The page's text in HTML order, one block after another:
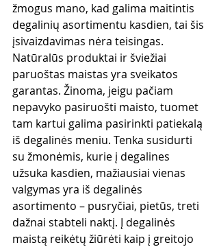
žmogus mano, kad galima maitintis
degalinių asortimentu kasdien, tai šis
įsivaizdavimas nėra teisingas.
Natūralūs produktai ir šviežiai
paruoštas maistas yra sveikatos
garantas. Žinoma, jeigu pačiam
nepavyko pasiruošti maisto, tuomet
tam kartui galima pasirinkti patiekalą
iš degalinės meniu. Tenka susidurti
su žmonėmis, kurie į degalines
užsuka kasdien, mažiausiai vienas
valgymas yra iš degalinės
asortimento – pusryčiai, pietūs, treti
dažnai stabteli naktį. Į degalinės
maistą reikėtų žiūrėti kaip į greitojo